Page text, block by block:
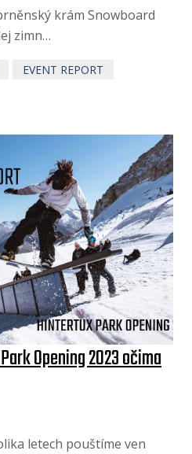
krám Snowboard
zimn…
EVENT REPORT
Opening 2023 očima
letech pouštíme ven